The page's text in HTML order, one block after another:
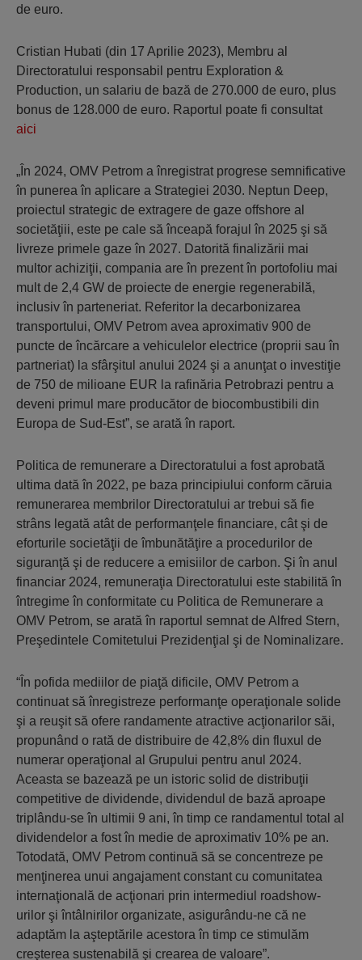
de euro.
Cristian Hubati (din 17 Aprilie 2023), Membru al
Directoratului responsabil pentru Exploration &
Production, un salariu de bază de 270.000 de euro, plus
bonus de 128.000 de euro. Raportul poate fi consultat
aici
„În 2024, OMV Petrom a înregistrat progrese semnificative
în punerea în aplicare a Strategiei 2030. Neptun Deep,
proiectul strategic de extragere de gaze offshore al
societăţiii, este pe cale să înceapă forajul în 2025 şi să
livreze primele gaze în 2027. Datorită finalizării mai
multor achiziţii, compania are în prezent în portofoliu mai
mult de 2,4 GW de proiecte de energie regenerabilă,
inclusiv în parteneriat. Referitor la decarbonizarea
transportului, OMV Petrom avea aproximativ 900 de
puncte de încărcare a vehiculelor electrice (proprii sau în
partneriat) la sfârşitul anului 2024 şi a anunţat o investiţie
de 750 de milioane EUR la rafinăria Petrobrazi pentru a
deveni primul mare producător de biocombustibili din
Europa de Sud-Est”, se arată în raport.
Politica de remunerare a Directoratului a fost aprobată
ultima dată în 2022, pe baza principiului conform căruia
remunerarea membrilor Directoratului ar trebui să fie
strâns legată atât de performanţele financiare, cât şi de
eforturile societăţii de îmbunătăţire a procedurilor de
siguranţă şi de reducere a emisiilor de carbon. Şi în anul
financiar 2024, remuneraţia Directoratului este stabilită în
întregime în conformitate cu Politica de Remunerare a
OMV Petrom, se arată în raportul semnat de Alfred Stern,
Preşedintele Comitetului Prezidenţial şi de Nominalizare.
“În pofida mediilor de piaţă dificile, OMV Petrom a
continuat să înregistreze performanţe operaţionale solide
şi a reuşit să ofere randamente atractive acţionarilor săi,
propunând o rată de distribuire de 42,8% din fluxul de
numerar operaţional al Grupului pentru anul 2024.
Aceasta se bazează pe un istoric solid de distribuţii
competitive de dividende, dividendul de bază aproape
triplându-se în ultimii 9 ani, în timp ce randamentul total al
dividendelor a fost în medie de aproximativ 10% pe an.
Totodată, OMV Petrom continuă să se concentreze pe
menţinerea unui angajament constant cu comunitatea
internaţională de acţionari prin intermediul roadshow-
urilor şi întâlnirilor organizate, asigurându-ne că ne
adaptăm la aşteptările acestora în timp ce stimulăm
creşterea sustenabilă şi crearea de valoare”.